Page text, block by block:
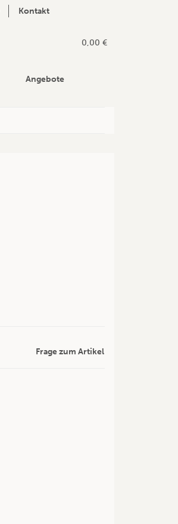
Kontakt
0,00 €
Angebote
Frage zum Artikel